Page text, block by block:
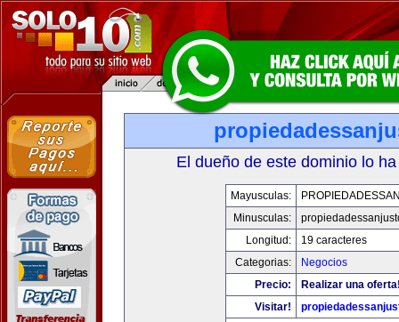
El dueño de este dominio lo
Mayusculas:
Minusculas:
Longitud:
19 caracteres
Categorias:
Negocios
Precio:
Realizar una
Visitar!